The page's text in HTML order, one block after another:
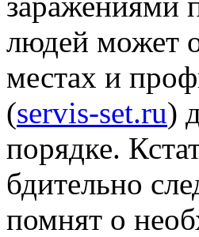
людей может
местах и
(servis-set.ru)
порядке.
бдительно
помнят о